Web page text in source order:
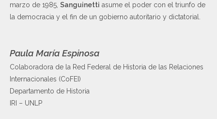
marzo de 1985, Sanguinetti asume el poder con el triunfo de
la democracia y el fin de un gobierno autoritario y dictatorial.
Paula María Espinosa
Colaboradora de la Red Federal de Historia de las Relaciones
Internacionales (CoFEI)
Departamento de Historia
IRI – UNLP